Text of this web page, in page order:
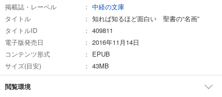
掲載誌・レーベル
中経の文庫
タイトル
知れば知るほど面白い 聖書の“名画”
タイトルID
409811
電子版発売日
2016年11月14日
コンテンツ形式
EPUB
サイズ(目安)
43MB
閲覧環境